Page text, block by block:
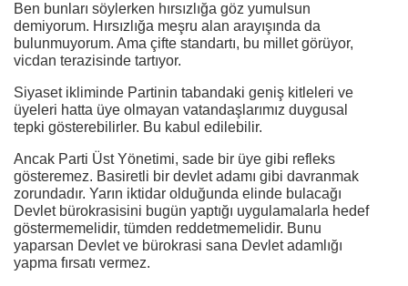
Ben bunları söylerken hırsızlığa göz yumulsun
demiyorum. Hırsızlığa meşru alan arayışında da
bulunmuyorum. Ama çifte standartı, bu millet görüyor,
vicdan terazisinde tartıyor.
Siyaset ikliminde Partinin tabandaki geniş kitleleri ve
üyeleri hatta üye olmayan vatandaşlarımız duygusal
tepki gösterebilirler. Bu kabul edilebilir.
Ancak Parti Üst Yönetimi, sade bir üye gibi refleks
gösteremez. Basiretli bir devlet adamı gibi davranmak
zorundadır. Yarın iktidar olduğunda elinde bulacağı
Devlet bürokrasisini bugün yaptığı uygulamalarla hedef
göstermemelidir, tümden reddetmemelidir. Bunu
yaparsan Devlet ve bürokrasi sana Devlet adamlığı
yapma fırsatı vermez.